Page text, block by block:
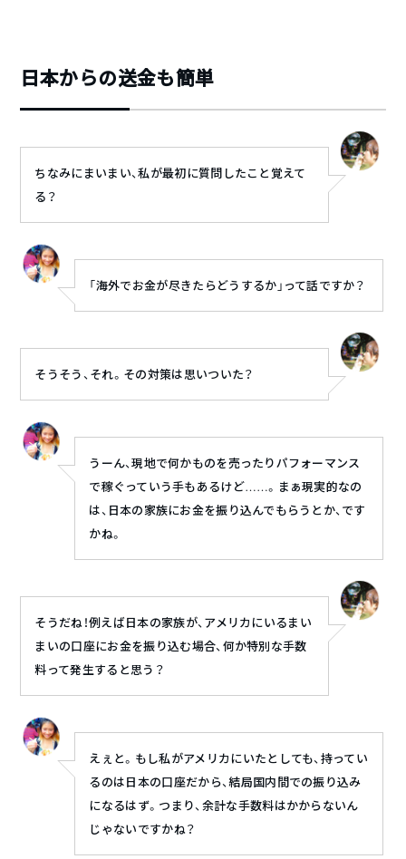
日本からの送金も簡単
ちなみにまいまい、私が最初に質問したこと覚えて
る？
「海外でお金が尽きたらどうするか」って話ですか？
そうそう、それ。その対策は思いついた？
うーん、現地で何かものを売ったりパフォーマンス
で稼ぐっていう手もあるけど……。まぁ現実的なの
は、日本の家族にお金を振り込んでもらうとか、です
かね。
そうだね！例えば日本の家族が、アメリカにいるまい
まいの口座にお金を振り込む場合、何か特別な手数
料って発生すると思う？
えぇと。もし私がアメリカにいたとしても、持ってい
るのは日本の口座だから、結局国内間での振り込み
になるはず。つまり、余計な手数料はかからないん
じゃないですかね？